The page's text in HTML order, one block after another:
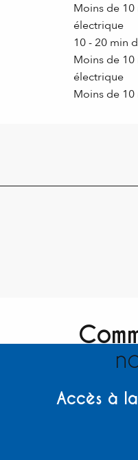
Moins de
électrique
10 - 20 min
Moins de
électrique
Moins de
Accès à